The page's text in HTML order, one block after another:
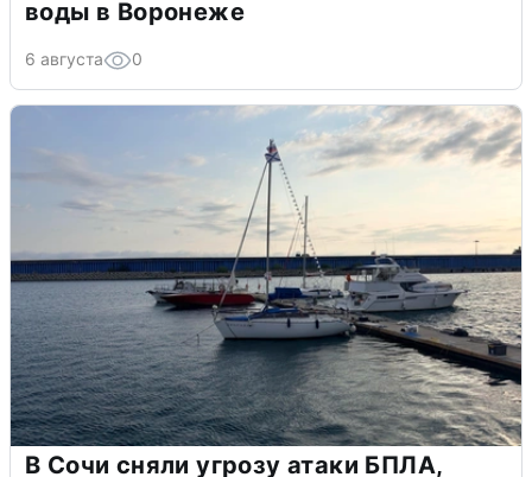
воды в Воронеже
6 августа 0
В Сочи сняли угрозу атаки БПЛА,